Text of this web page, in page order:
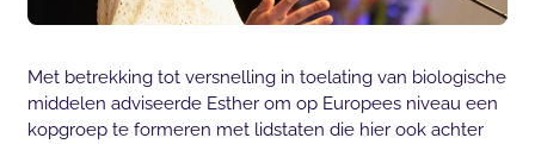
Met betrekking tot versnelling in toelating van biologische
middelen adviseerde Esther om op Europees niveau een
kopgroep te formeren met lidstaten die hier ook achter